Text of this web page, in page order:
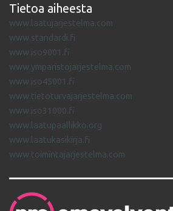
Tietoa aiheesta
www.laatujarjestelma.com
www.standardi.fi
www.iso9001.fi
www.ymparistojarjestelma.com
www.iso45001.fi
www.tietoturvajarjestelma.com
www.iso31000.fi
www.laatupaallikko.org
www.laatukasikirja.fi
www.toimintajarjestelma.com